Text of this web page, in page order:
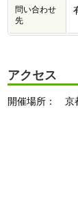
問い合わせ
先
アクセス
開催場所： 京